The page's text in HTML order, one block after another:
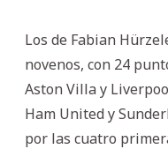
Los de Fabian
novenos, con 24
Aston Villa y
Ham United y
por las cuatro